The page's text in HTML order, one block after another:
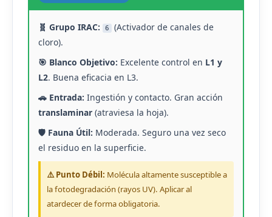
🧬 Grupo IRAC: 6
(Activador de canales de
cloro).
🎯 Blanco Objetivo: Excelente control en L1 y
L2. Buena eficacia en L3.
🚗 Entrada: Ingestión y contacto. Gran acción
translaminar (atraviesa la hoja).
🛡️ Fauna Útil: Moderada. Seguro una vez seco
el residuo en la superficie.
⚠️ Punto Débil: Molécula altamente susceptible a
la fotodegradación (rayos UV). Aplicar al
atardecer de forma obligatoria.